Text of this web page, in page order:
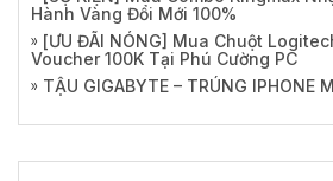
Hành Vàng Đổi Mới 100%
[ƯU ĐÃI NÓNG] Mua Chuột
Voucher 100K Tại Phú Cường PC
TẬU GIGABYTE – TRÚNG IPHONE